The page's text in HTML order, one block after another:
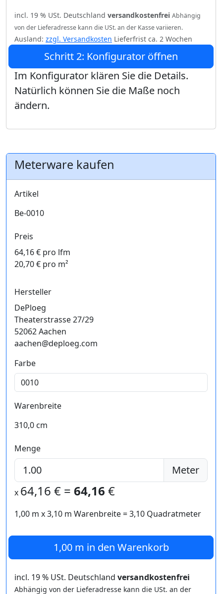
incl. 19 % USt. Deutschland versandkostenfrei Abhängig
von der Lieferadresse kann die USt. an der Kasse variieren.
Ausland: zzgl. Versandkosten Lieferfrist ca. 2 Wochen
Schritt 2: Konfigurator öffnen
Im Konfigurator klären Sie die Details.
Natürlich können Sie die Maße noch
ändern.
Meterware kaufen
Artikel
Be-0010
Preis
64,16 € pro lfm
20,70 € pro m²
Hersteller
DePloeg
Theaterstrasse 27/29
52062 Aachen
aachen@deploeg.com
Farbe
Warenbreite
310,0 cm
Menge
Meter
x 64,16 € = 64,16 €
1,00 m x3,10 m Warenbreite =3,10 Quadratmeter
1,00 m in den Warenkorb
incl. 19 % USt. Deutschland versandkostenfrei
Abhängig von der Lieferadresse kann die USt. an der